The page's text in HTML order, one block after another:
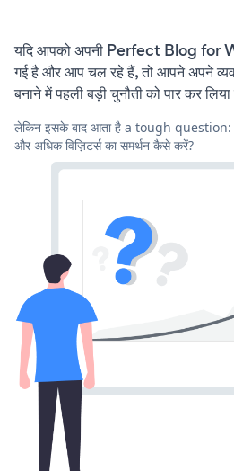
यदि आपको अपनी Perfect Blog for
गई है और आप चल रहे हैं, तो आपने अपने
बनाने में पहली बड़ी चुनौती को पार कर
लेकिन इसके बाद आता है a tough
और अधिक विज़िटर्स का समर्थन कैसे करें?